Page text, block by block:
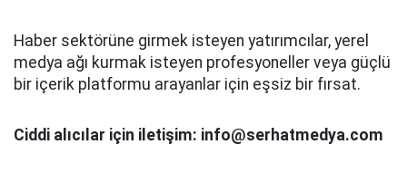
Haber sektörüne girmek isteyen yatırımcılar, yerel
medya ağı kurmak isteyen profesyoneller veya güçlü
bir içerik platformu arayanlar için eşsiz bir fırsat.
Ciddi alıcılar için iletişim: info@serhatmedya.com